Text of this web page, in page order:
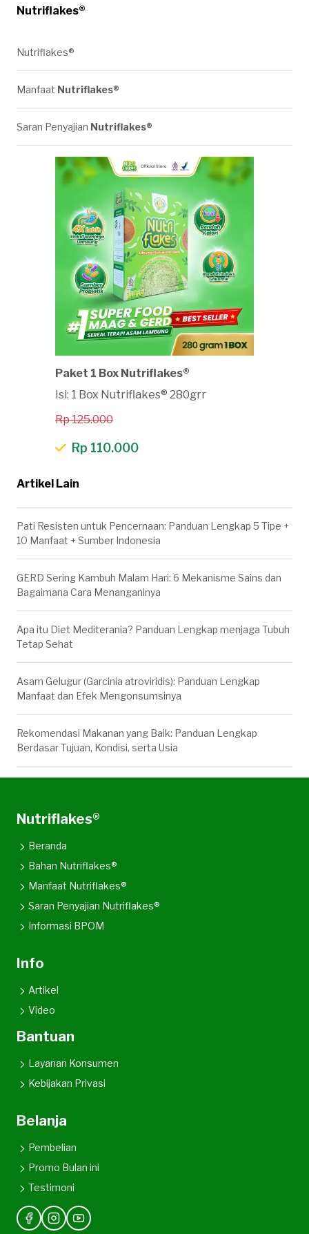
Nutriflakes®
Nutriflakes®
Manfaat Nutriflakes®
Saran Penyajian Nutriflakes®
Paket 1 Box Nutriflakes®
Isi: 1 Box Nutriflakes® 280grr
Rp 125.000
Rp 110.000
Artikel Lain
Pati Resisten untuk Pencernaan: Panduan Lengkap 5 Tipe +
10 Manfaat + Sumber Indonesia
GERD Sering Kambuh Malam Hari: 6 Mekanisme Sains dan
Bagaimana Cara Menanganinya
Apa itu Diet Mediterania? Panduan Lengkap menjaga Tubuh
Tetap Sehat
Asam Gelugur (Garcinia atroviridis): Panduan Lengkap
Manfaat dan Efek Mengonsumsinya
Rekomendasi Makanan yang Baik: Panduan Lengkap
Berdasar Tujuan, Kondisi, serta Usia
Nutriflakes®
Beranda
Bahan Nutriflakes®
Manfaat Nutriflakes®
Saran Penyajian Nutriflakes®
Informasi BPOM
Info
Artikel
Video
Bantuan
Layanan Konsumen
Kebijakan Privasi
Belanja
Pembelian
Promo Bulan ini
Testimoni